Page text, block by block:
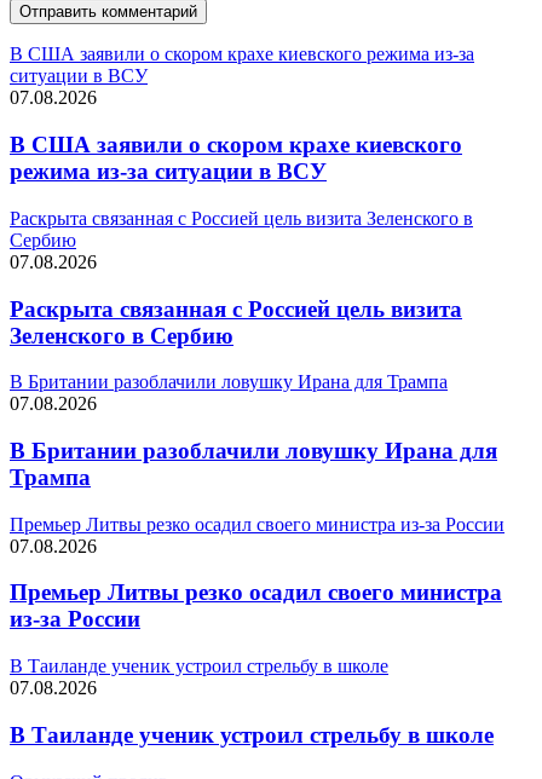
В США заявили о скором крахе киевского режима из-за
ситуации в ВСУ
07.08.2026
В США заявили о скором крахе киевского
режима из-за ситуации в ВСУ
Раскрыта связанная с Россией цель визита Зеленского в
Сербию
07.08.2026
Раскрыта связанная с Россией цель визита
Зеленского в Сербию
В Британии разоблачили ловушку Ирана для Трампа
07.08.2026
В Британии разоблачили ловушку Ирана для
Трампа
Премьер Литвы резко осадил своего министра из-за России
07.08.2026
Премьер Литвы резко осадил своего министра
из-за России
В Таиланде ученик устроил стрельбу в школе
07.08.2026
В Таиланде ученик устроил стрельбу в школе